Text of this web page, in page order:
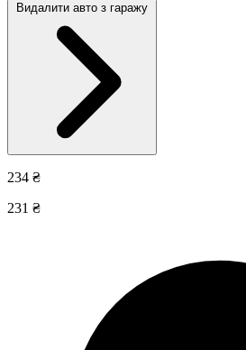
Видалити авто з гаражу
234 ₴
231 ₴